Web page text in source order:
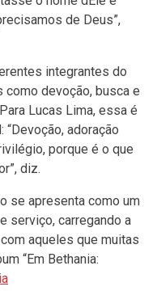
de Deus”,
integrantes do
devoção, busca e
Lucas Lima, essa é
adoração
porque é o que
diz.
se apresenta como um
serviço, carregando a
aqueles que muitas
“Em Bethania: